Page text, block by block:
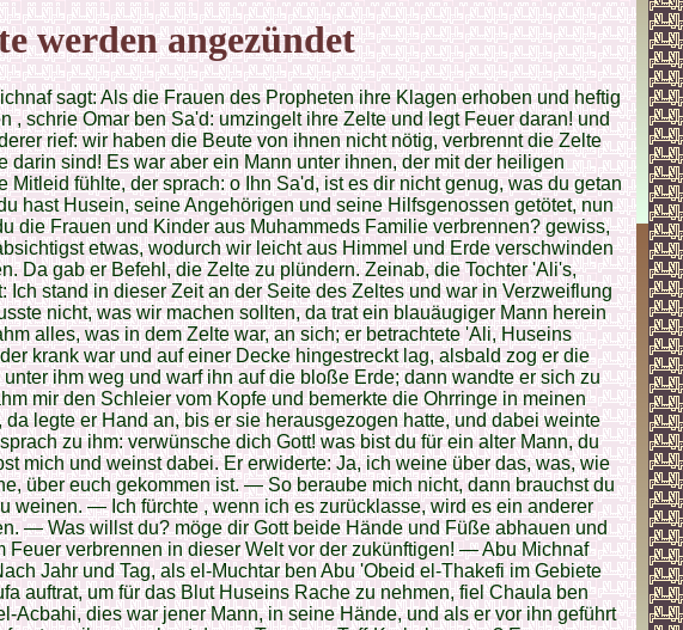
werden angezündet
sagt: Als die Frauen des Propheten ihre Klagen erhoben und heftig
, schrie Omar ben Sa'd: umzingelt ihre Zelte und legt Feuer daran! und
rief: wir haben die Beute von ihnen nicht nötig, verbrennt die Zelte
darin sind! Es war aber ein Mann unter ihnen, der mit der heiligen
Mitleid fühlte, der sprach: o Ihn Sa'd, ist es dir nicht genug, was du getan
hast Husein, seine Angehörigen und seine Hilfsgenossen getötet, nun
die Frauen und Kinder aus Muhammeds Familie verbrennen? gewiss,
etwas, wodurch wir leicht aus Himmel und Erde verschwinden
Da gab er Befehl, die Zelte zu plündern. Zeinab, die Tochter 'Ali's,
Ich stand in dieser Zeit an der Seite des Zeltes und war in Verzweiflung
nicht, was wir machen sollten, da trat ein blauäugiger Mann herein
alles, was in dem Zelte war, an sich; er betrachtete 'Ali, Huseins
krank war und auf einer Decke hingestreckt lag, alsbald zog er die
unter ihm weg und warf ihn auf die bloße Erde; dann wandte er sich zu
mir den Schleier vom Kopfe und bemerkte die Ohrringe in meinen
da legte er Hand an, bis er sie herausgezogen hatte, und dabei weinte
zu ihm: verwünsche dich Gott! was bist du für ein alter Mann, du
mich und weinst dabei. Er erwiderte: Ja, ich weine über das, was, wie
über euch gekommen ist. — So beraube mich nicht, dann brauchst du
weinen. — Ich fürchte , wenn ich es zurücklasse, wird es ein anderer
— Was willst du? möge dir Gott beide Hände und Füße abhauen und
Feuer verbrennen in dieser Welt vor der zukünftigen! — Abu Michnaf
Jahr und Tag, als el-Muchtar ben Abu 'Obeid el-Thakefi im Gebiete
auftrat, um für das Blut Huseins Rache zu nehmen, fiel Chaula ben
Acbahi, dies war jener Mann, in seine Hände, und als er vor ihn geführt